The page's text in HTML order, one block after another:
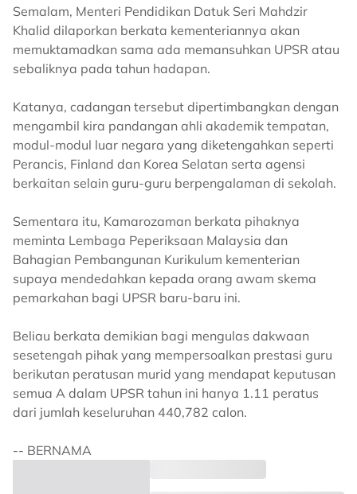
Semalam, Menteri Pendidikan Datuk Seri Mahdzir
Khalid dilaporkan berkata kementeriannya akan
memuktamadkan sama ada memansuhkan UPSR atau
sebaliknya pada tahun hadapan.
Katanya, cadangan tersebut dipertimbangkan dengan
mengambil kira pandangan ahli akademik tempatan,
modul-modul luar negara yang diketengahkan seperti
Perancis, Finland dan Korea Selatan serta agensi
berkaitan selain guru-guru berpengalaman di sekolah.
Sementara itu, Kamarozaman berkata pihaknya
meminta Lembaga Peperiksaan Malaysia dan
Bahagian Pembangunan Kurikulum kementerian
supaya mendedahkan kepada orang awam skema
pemarkahan bagi UPSR baru-baru ini.
Beliau berkata demikian bagi mengulas dakwaan
sesetengah pihak yang mempersoalkan prestasi guru
berikutan peratusan murid yang mendapat keputusan
semua A dalam UPSR tahun ini hanya 1.11 peratus
dari jumlah keseluruhan 440,782 calon.
-- BERNAMA